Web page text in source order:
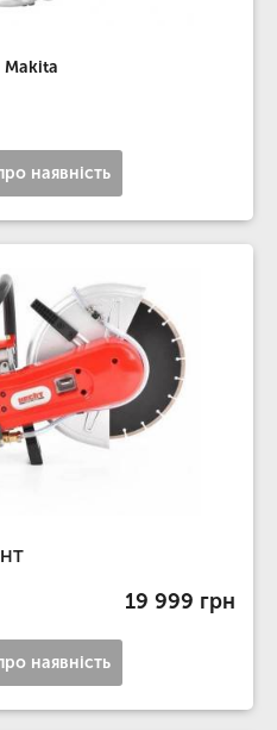
Makita
наявність
19 999 грн
наявність